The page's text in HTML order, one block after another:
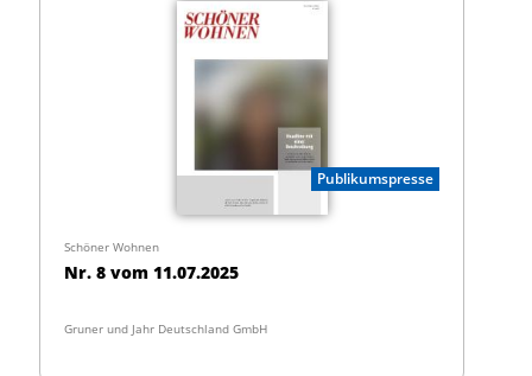
Publikumspresse
Schöner Wohnen
Nr. 8 vom 11.07.2025
Gruner und Jahr Deutschland GmbH